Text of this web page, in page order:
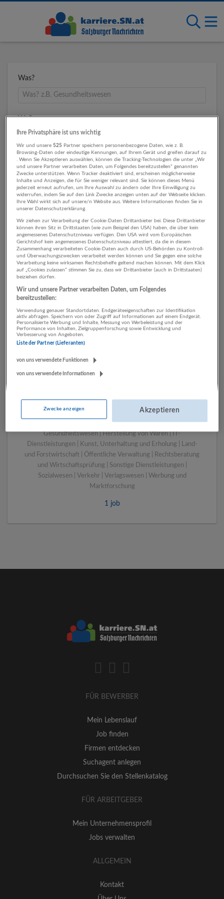
Was?
Wo?
Umkreis
1 Sonstige Berufe Werbung
und Marktforschung
Unternehmen
Bergheim bei Salzburg
Bau | Beherbergung und Gastronomie | Einzelhandel |
Energieversorgung | Finanz- und Versicherungsleistungen |
Gesundheitswesen | Herstellung von Waren | IT-
Dienstleistungen | Kunst, Unterhaltung und Erholung | Land-
und Forstwirtschaft | Öffentliche Verwaltung | Rechtsberatung
und Wirtschaftsprüfung | Sonstige Dienstleistungen |
Sozialwesen | Verkehr | Verlagswesen | Werbung und
Marktforschung
1 job
FÜR BEWERBER
Mein Lebenslauf
Job finden
Firmen entdecken
Suchagent anlegen
Durchsuchen Sie den Stellenkatalog
FÜR ARBEITGEBER
Mein Unternehmensprofil
Jobs verwalten
ALLGEMEIN
Kontakt
Ihre Privatsphäre ist uns wichtig
Wir und unsere525 Partner speichern personenbezogene Daten, wie z. B.
Browsing-Daten oder eindeutige Kennungen, auf Ihrem Gerät und greifen darauf zu
. Wenn Sie Akzeptieren auswählen, können die Tracking-Technologien die unter „Wir
und unsere Partner verarbeiten Daten, um Folgendes bereitzustellen“ genannten
Zwecke unterstützen. Wenn Tracker deaktiviert sind, erscheinen möglicherweise
Inhalte und Anzeigen, die für Sie weniger relevant sind. Sie können dieses Menü
jederzeit erneut aufrufen, um Ihre Auswahl zu ändern oder Ihre Einwilligung zu
widerrufen, indem Sie auf den Link Zwecke anzeigen unten auf der Webseite klicken.
Ihre Wahl wirkt sich auf unsere/n Website aus. Weitere Informationen finden Sie in
unserer Datenschutzerklärung.
Wir ziehen zur Verarbeitung der Cookie-Daten Drittanbieter bei. Diese Drittanbieter
können ihren Sitz in Drittstaaten (wie zum Beispiel den USA) haben, die über kein
angemessenes Datenschutzniveau verfügen. Den USA wird vom Europäischen
Gerichtshof kein angemessenes Datenschutzniveau attestiert, da die in diesem
Zusammenhang verarbeiteten Cookie-Daten auch durch US-Behörden zu Kontroll-
und Überwachungszwecken verarbeitet werden können und Sie gegen eine solche
Verarbeitung keine wirksamen Rechtsbehelfe geltend machen können. Mit dem Klick
auf „Cookies zulassen“ stimmen Sie zu, dass wir Drittanbieter (auch in Drittstaaten)
beiziehen dürfen.
Wir und unsere Partner verarbeiten Daten, um Folgendes
bereitzustellen:
Verwendung genauer Standortdaten. Endgeräteeigenschaften zur Identifikation
aktiv abfragen. Speichern von oder Zugriff auf Informationen auf einem Endgerät.
Personalisierte Werbung und Inhalte, Messung von Werbeleistung und der
Performance von Inhalten, Zielgruppenforschung sowie Entwicklung und
Verbesserung von Angeboten.
Liste der Partner (Lieferanten)
von uns verwendete Funktionen
von uns verwendete Informationen
Zwecke anzeigen Akzeptieren